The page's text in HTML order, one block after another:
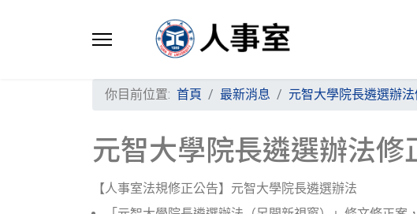
你目前位置: 首頁 最新消息 元智大學院長遴選辦
元智大學院長遴選辦法修
【人事室法規修正公告】元智大學院長遴選辦法